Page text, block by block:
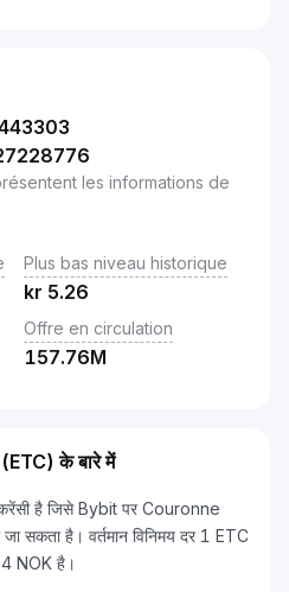
les informations de
Plus bas niveau historique
kr 5.26
Offre en circulation
157.76M
के बारे में
है जिसे Bybit पर Couronne
सकता है। वर्तमान विनिमय दर 1 ETC
NOK है।